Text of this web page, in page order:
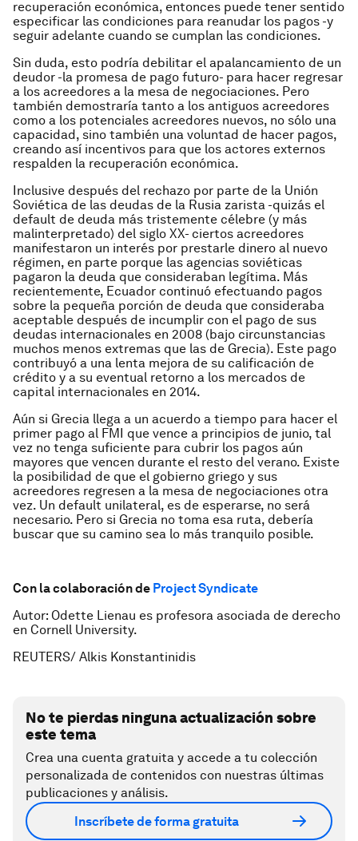
recuperación económica, entonces puede tener sentido
especificar las condiciones para reanudar los pagos -y
seguir adelante cuando se cumplan las condiciones.
Sin duda, esto podría debilitar el apalancamiento de un
deudor -la promesa de pago futuro- para hacer regresar
a los acreedores a la mesa de negociaciones. Pero
también demostraría tanto a los antiguos acreedores
como a los potenciales acreedores nuevos, no sólo una
capacidad, sino también una voluntad de hacer pagos,
creando así incentivos para que los actores externos
respalden la recuperación económica.
Inclusive después del rechazo por parte de la Unión
Soviética de las deudas de la Rusia zarista -quizás el
default de deuda más tristemente célebre (y más
malinterpretado) del siglo XX- ciertos acreedores
manifestaron un interés por prestarle dinero al nuevo
régimen, en parte porque las agencias soviéticas
pagaron la deuda que consideraban legítima. Más
recientemente, Ecuador continuó efectuando pagos
sobre la pequeña porción de deuda que consideraba
aceptable después de incumplir con el pago de sus
deudas internacionales en 2008 (bajo circunstancias
muchos menos extremas que las de Grecia). Este pago
contribuyó a una lenta mejora de su calificación de
crédito y a su eventual retorno a los mercados de
capital internacionales en 2014.
Aún si Grecia llega a un acuerdo a tiempo para hacer el
primer pago al FMI que vence a principios de junio, tal
vez no tenga suficiente para cubrir los pagos aún
mayores que vencen durante el resto del verano. Existe
la posibilidad de que el gobierno griego y sus
acreedores regresen a la mesa de negociaciones otra
vez. Un default unilateral, es de esperarse, no será
necesario. Pero si Grecia no toma esa ruta, debería
buscar que su camino sea lo más tranquilo posible.
Con la colaboración de Project Syndicate
Autor: Odette Lienau es profesora asociada de derecho
en Cornell University.
REUTERS/ Alkis Konstantinidis
No te pierdas ninguna actualización sobre
este tema
Crea una cuenta gratuita y accede a tu colección
personalizada de contenidos con nuestras últimas
publicaciones y análisis.
Inscríbete de forma gratuita